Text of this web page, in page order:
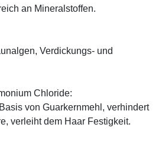
an Mineralstoffen.
Verdickungs- und
Chloride:
von Guarkernmehl, verhindert
verleiht dem Haar Festigkeit.